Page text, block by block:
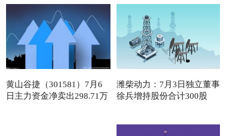
黄山谷捷（301581）7月6
日主力资金净卖出298.71万
潍柴动力：7月3日独立董事
徐兵增持股份合计300股